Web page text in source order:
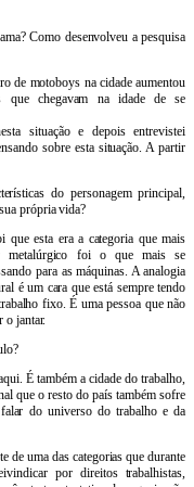
Como desenvolveu a pesquisa
de motoboys na cidade aumentou
chegavam na idade de se
situação e depois entrevistei
sobre esta situação. A partir
do personagem principal,
própria vida?
esta era a categoria que mais
metalúrgico foi o que mais se
para as máquinas. A analogia
é um cara que está sempre tendo
fixo. É uma pessoa que não
o jantar.
É também a cidade do trabalho,
que o resto do país também sofre
do universo do trabalho e da
de uma das categorias que durante
por direitos trabalhistas,